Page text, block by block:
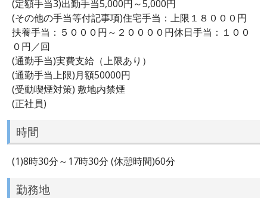
(定額手当3)出勤手当5,000円～5,000円
(その他の手当等付記事項)住宅手当：上限１８０００円
扶養手当：５０００円～２００００円休日手当：１００
０円／回
(通勤手当)実費支給（上限あり）
(通勤手当上限)月額50000円
(受動喫煙対策) 敷地内禁煙
(正社員)
時間
(1)8時30分～17時30分 (休憩時間)60分
勤務地